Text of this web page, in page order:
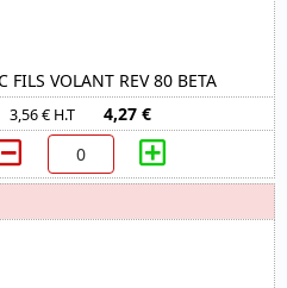
FILS VOLANT REV 80 BETA
3,56 € H.T 4,27 €